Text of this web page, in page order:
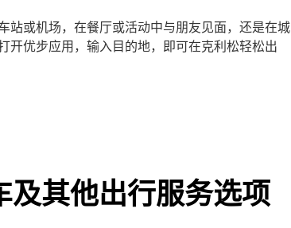
站或机场，在餐厅或活动中与朋友见面，还是在城
开优步应用，输入目的地，即可在克利松轻松出
及其他出行服务选项